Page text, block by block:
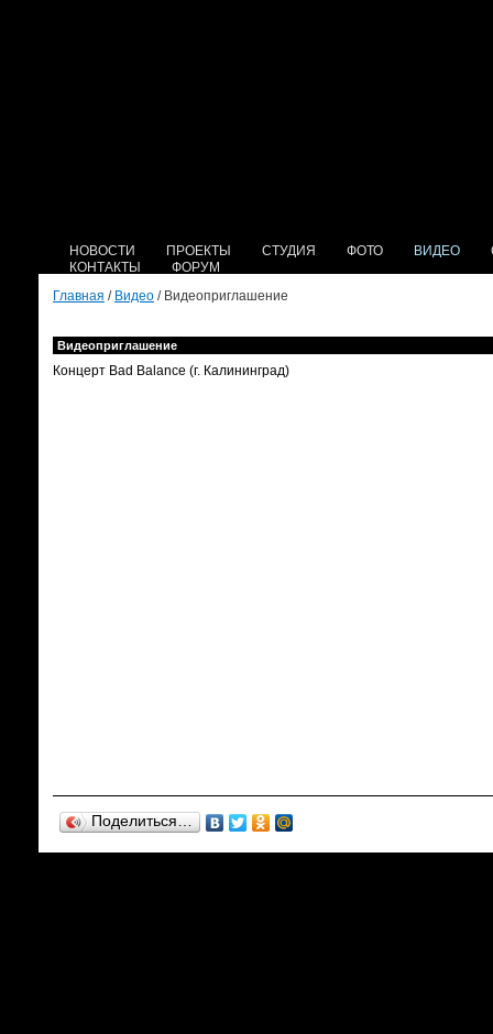
НОВОСТИ ПРОЕКТЫ СТУДИЯ ФОТО ВИДЕО
КОНТАКТЫ
ФОРУМ
Главная / Видео / Видеоприглашение
Видеоприглашение
Концерт Bad Balance (г. Калининград)
Поделиться…